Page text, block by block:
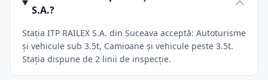
S.A.?
Stația ITP RAILEX S.A. din Suceava acceptă: Autoturisme
și vehicule sub 3.5t, Camioane și vehicule peste 3.5t.
Stația dispune de 2 linii de inspecție.